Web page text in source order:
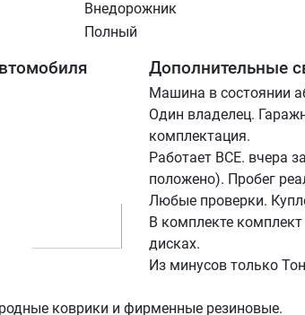
Внедорожник
Полный
Дополнительные
Машина в состоянии
Один владелец.
комплектация.
Работает ВСЕ. вчера
положено). Пробег
Любые проверки.
В комплекте
дисках.
Из минусов только
коврики и фирменные резиновые.